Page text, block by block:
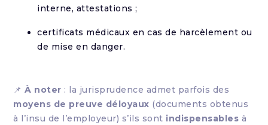
interne, attestations ;
certificats médicaux en cas de harcèlement ou
de mise en danger.
📌À noter : la jurisprudence admet parfois des
moyens de preuve déloyaux (documents obtenus
à l’insu de l’employeur) s’ils sont indispensables à